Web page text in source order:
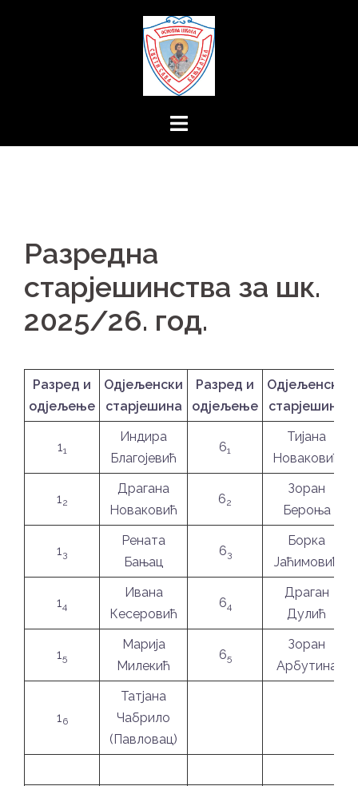
Разредна
старјешинства за шк.
2025/26. год.
Разред и
одјељење
Одјељенски
старјешина
Разред и
одјељење
Одјељенски
старјешина
11
Индира
Благојевић
61
Тијана
Новаковић
12
Драгана
Новаковић
62
Зоран
Бероња
13
Рената
Бањац
63
Борка
Јаћимовић
14
Ивана
Кесеровић
64
Драган
Дулић
15
Марија
Милекић
65
Зоран
Арбутина
16
Татјана
Чабрило
(Павловац)